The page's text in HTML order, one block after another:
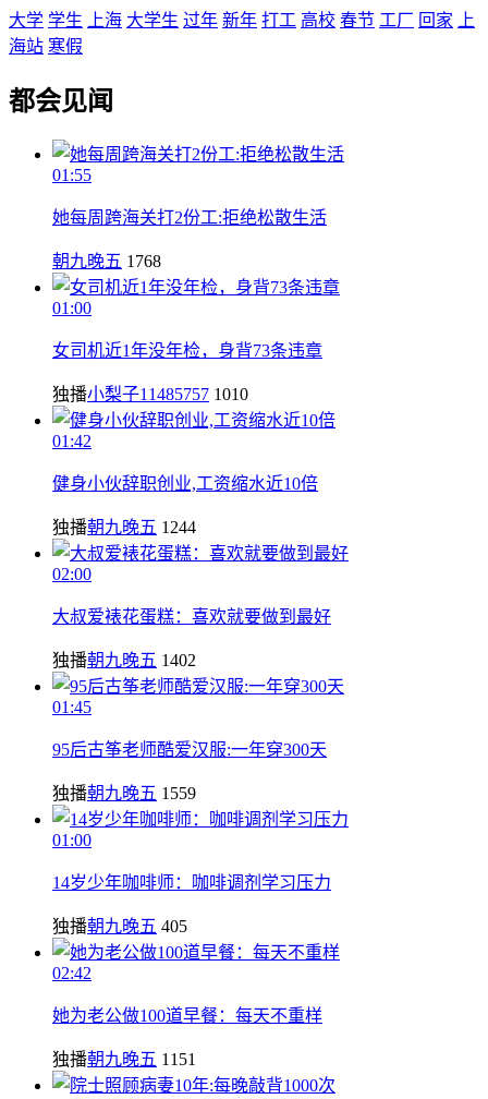
大学 学生 上海 大学生 过年 新年 打工 高校 春节 工厂 回家
上
海站 寒假
都会见闻
01:55
她每周跨海关打2份工:拒绝松散生活
朝九晚五 1768
01:00
女司机近1年没年检，身背73条违章
独播小梨子11485757 1010
01:42
健身小伙辞职创业,工资缩水近10倍
独播朝九晚五 1244
02:00
大叔爱裱花蛋糕：喜欢就要做到最好
独播朝九晚五 1402
01:45
95后古筝老师酷爱汉服:一年穿300天
独播朝九晚五 1559
01:00
14岁少年咖啡师：咖啡调剂学习压力
独播朝九晚五 405
02:42
她为老公做100道早餐：每天不重样
独播朝九晚五 1151